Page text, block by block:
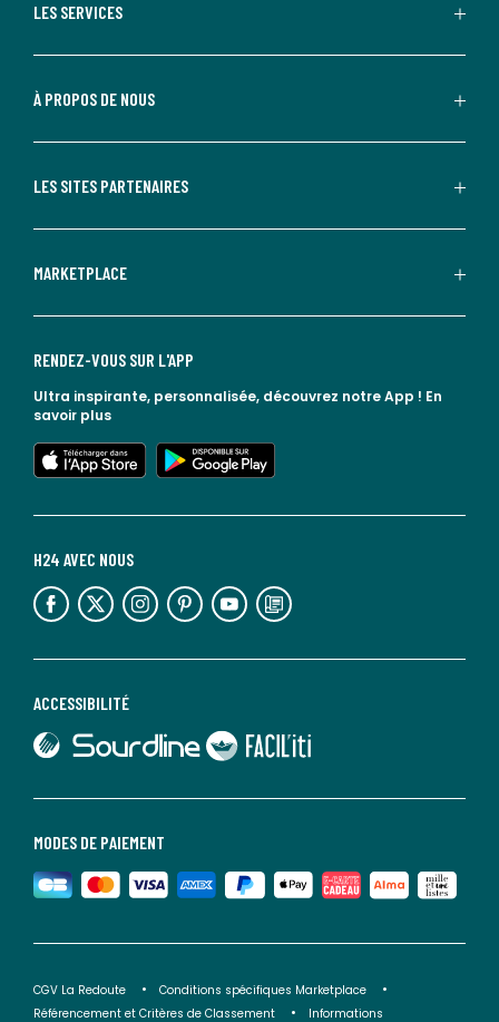
LES SERVICES
À PROPOS DE NOUS
LES SITES PARTENAIRES
MARKETPLACE
MODES DE PAIEMENT
ACCESSIBILITÉ
lien vers Sourdline
lien vers Faciliti
H24 AVEC NOUS
lien vers l'espace réseaux sociaux lien vers l'espace réseaux sociaux lien vers l'espace réseaux sociaux lien vers l'espace réseaux sociaux lien vers l'espace réseaux sociaux lien vers le blog la redoute
RENDEZ-VOUS SUR L'APP
Ultra inspirante, personnalisée, découvrez notre App ! En
savoir plus
lien vers l'app store
lien vers google play
CGV La Redoute
Conditions spécifiques Marketplace
Référencement et Critères de Classement
Informations